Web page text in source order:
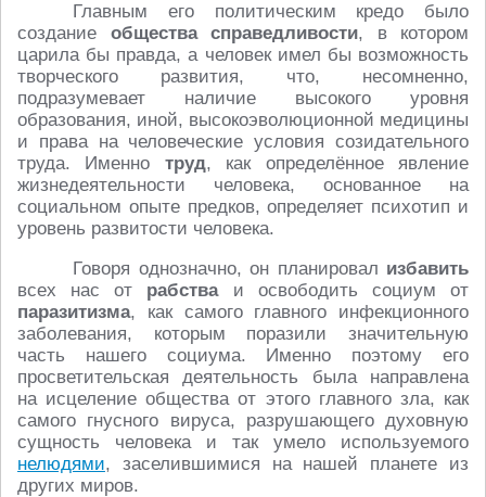
Главным его политическим кредо было
создание общества справедливости, в котором
царила бы правда, а человек имел бы возможность
творческого развития, что, несомненно,
подразумевает наличие высокого уровня
образования, иной, высокоэволюционной медицины
и права на человеческие условия созидательного
труда. Именно труд, как определённое явление
жизнедеятельности человека, основанное на
социальном опыте предков, определяет психотип и
уровень развитости человека.
Говоря однозначно, он планировал избавить
всех нас от рабстваи освободить социум от
паразитизма, как самого главного инфекционного
заболевания, которым поразили значительную
часть нашего социума. Именно поэтому его
просветительская деятельность была направлена
на исцеление общества от этого главного зла, как
самого гнусного вируса, разрушающего духовную
сущность человека и так умело используемого
нелюдями, заселившимися на нашей планете из
других миров.